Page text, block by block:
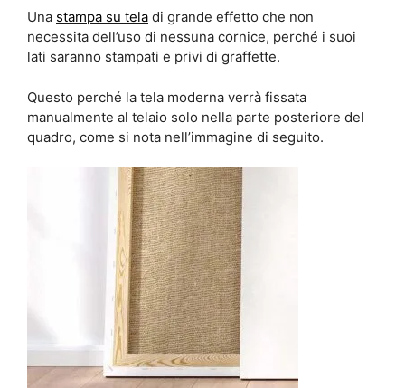
Una stampa su tela di grande effetto che non
necessita dell’uso di nessuna cornice, perché i suoi
lati saranno stampati e privi di graffette.
Questo perché la tela moderna verrà fissata
manualmente al telaio solo nella parte posteriore del
quadro, come si nota nell’immagine di seguito.